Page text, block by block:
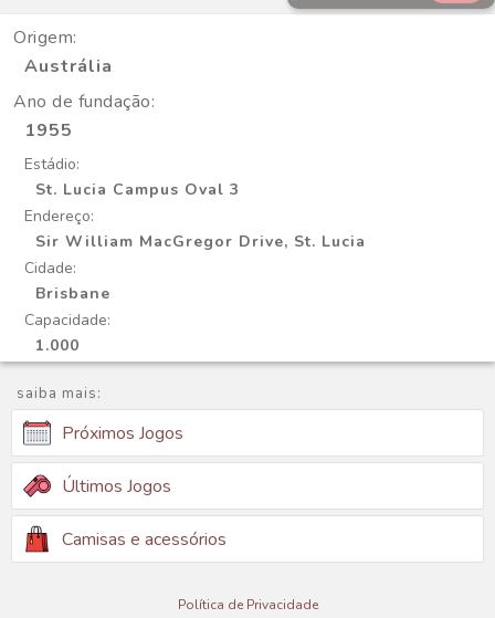
Origem:
Austrália
Ano de fundação:
1955
Estádio:
St. Lucia Campus Oval 3
Endereço:
Sir William MacGregor Drive, St. Lucia
Cidade:
Brisbane
Capacidade:
1.000
saiba mais:
Próximos Jogos
Últimos Jogos
Camisas e acessórios
Política de Privacidade